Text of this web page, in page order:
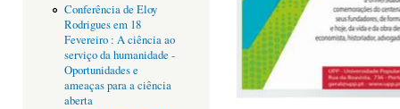
Conferência de Eloy
Rodrigues em 18
Fevereiro : A ciência ao
serviço da humanidade -
Oportunidades e
ameaças para a ciência
aberta